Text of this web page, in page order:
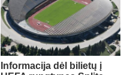
Informacija dėl bilietų į